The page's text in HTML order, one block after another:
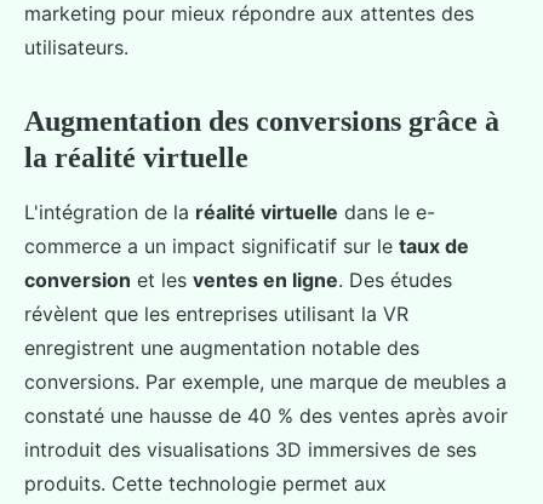
marketing pour mieux répondre aux attentes des
utilisateurs.
Augmentation des conversions grâce à
la réalité virtuelle
L'intégration de la réalité virtuelle dans le e-
commerce a un impact significatif sur le taux de
conversion et les ventes en ligne. Des études
révèlent que les entreprises utilisant la VR
enregistrent une augmentation notable des
conversions. Par exemple, une marque de meubles a
constaté une hausse de 40 % des ventes après avoir
introduit des visualisations 3D immersives de ses
produits. Cette technologie permet aux